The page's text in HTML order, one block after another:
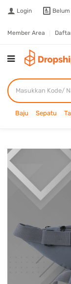
Login
Member Area
Baju Sepatu